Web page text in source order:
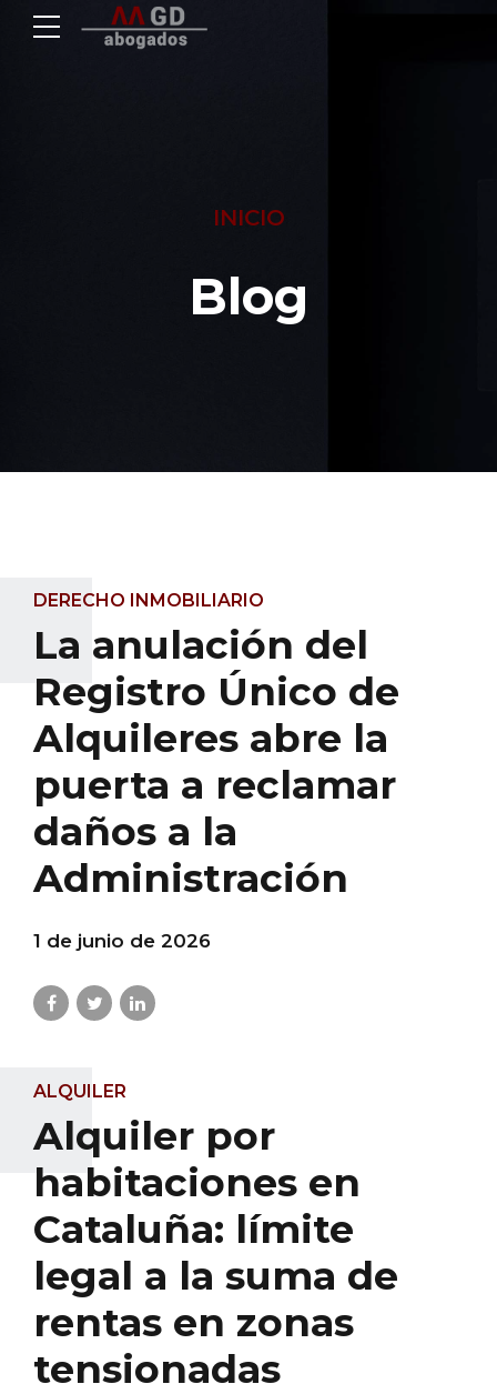
INICIO
Blog
DERECHO INMOBILIARIO
La anulación del
Registro Único de
Alquileres abre la
puerta a reclamar
daños a la
Administración
1 de junio de 2026
ALQUILER
Alquiler por
habitaciones en
Cataluña: límite
legal a la suma de
rentas en zonas
tensionadas